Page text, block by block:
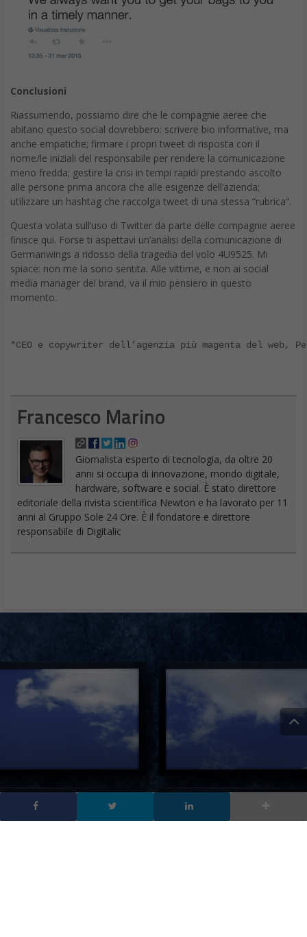
Conclusioni
Riassumendo, possiamo dire che le compagnie aeree che
abitano questo social dovrebbero: scrivere bio informative, ma
anche empatiche; firmare i propri tweet di risposta con il
nome/le iniziali del responsabile per rendere la comunicazione
meno fredda; gestire la crisi in tempi rapidi prestando ascolto
alle persone prima ancora che alle esigenze dell’azienda;
utilizzare un hashtag che raccolga tweet di una stessa “rubrica”.
Questa volata sull’uso di Twitter da parte delle compagnie aeree
finisce qui. Forse ti aspettavi un’analisi della comunicazione di
Germanwings a ridosso della tragedia del volo 4U9525. Mi
spiace: non me la sono sentita. Alle vittime, e non ai social
media manager del brand, va il mio pensiero in questo
momento.
*CEO e copywriter dell’agenzia più magenta del
Francesco Marino
Giornalista esperto di tecnologia, da oltre 20
anni si occupa di innovazione, mondo digitale,
hardware, software e social. È stato direttore
editoriale della rivista scientifica Newton e ha lavorato per 11
anni al Gruppo Sole 24 Ore. È il fondatore e direttore
responsabile di Digitalic
4 domande sul cloud a